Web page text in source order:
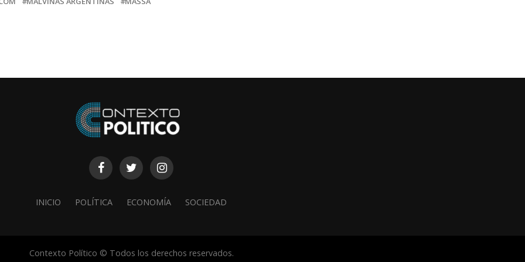
INICIO POLÍTICA ECONOMÍA SOCIEDAD
Contexto Político © Todos los derechos reservados.